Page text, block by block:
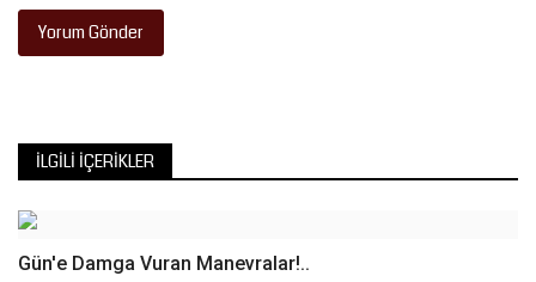
Yorum Gönder
İLGILI İÇERIKLER
Gün'e Damga Vuran Manevralar!..